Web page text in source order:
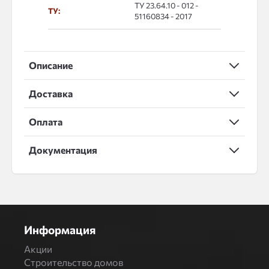
ТУ:
ТУ 23.64.10 - 012 -
51160834 - 2017
Описание
Доставка
Оплата
Документация
Информация
Акции
Строительство домов